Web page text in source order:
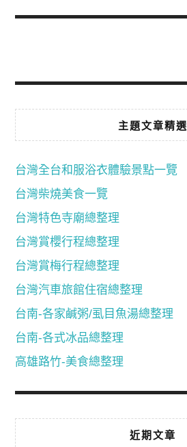
主題文章精選
台灣全台和服浴衣體驗景點一覽
台灣柴燒美食一覽
台灣特色寺廟總整理
台灣賞櫻行程總整理
台灣賞梅行程總整理
台灣汽車旅館住宿總整理
台南-各家鹹粥/虱目魚湯總整理
台南-各式冰品總整理
高雄路竹-美食總整理
近期文章